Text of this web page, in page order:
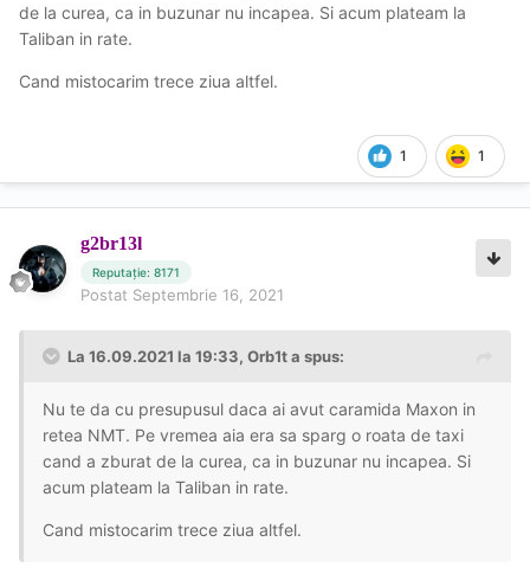
de la curea, ca in buzunar nu incapea. Si acum plateam la
Taliban in rate.
Cand mistocarim trece ziua altfel.
1 1
g2br13l
Reputație: 8171
Postat Septembrie 16, 2021
La 16.09.2021 la 19:33, Orb1ta spus:
Nu te da cu presupusul daca ai avut caramida Maxon in
retea NMT. Pe vremea aia era sa sparg o roata de taxi
cand a zburat de la curea, ca in buzunar nu incapea. Si
acum plateam la Taliban in rate.
Cand mistocarim trece ziua altfel.